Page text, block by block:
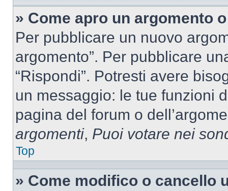
» Come apro un argomento
Per pubblicare un nuovo
argomento”. Per pubblicare
“Rispondi”. Potresti avere
un messaggio: le tue funzioni
pagina del forum o
argomenti, Puoi votare nei
Top
» Come modifico o cancello